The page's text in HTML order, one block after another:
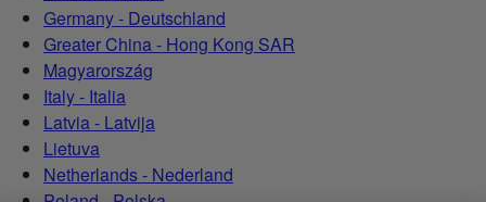
Germany - Deutschland
Greater China - Hong Kong SAR
Magyarország
Italy - Italia
Latvia - Latvija
Lietuva
Netherlands - Nederland